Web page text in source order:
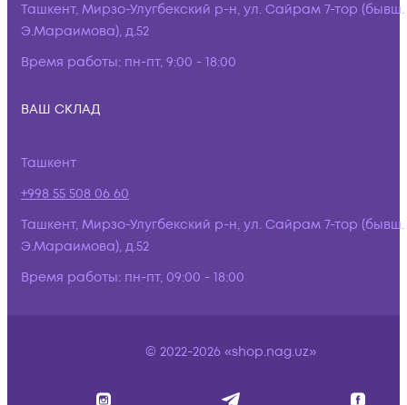
Ташкент, Мирзо-Улугбекский р-н, ул. Сайрам 7-тор (бывш.
Э.Мараимова), д.52
Время работы: пн-пт, 9:00 - 18:00
ВАШ СКЛАД
Ташкент
+998 55 508 06 60
Ташкент, Мирзо-Улугбекский р-н, ул. Сайрам 7-тор (бывш.
Э.Мараимова), д.52
Время работы: пн-пт, 09:00 - 18:00
© 2022-2026 «shop.nag.uz»